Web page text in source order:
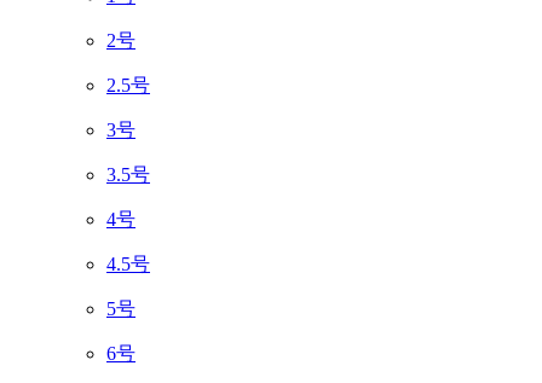
2号
2.5号
3号
3.5号
4号
4.5号
5号
6号